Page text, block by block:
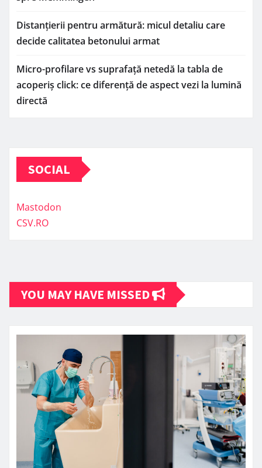
Distanțierii pentru armătură: micul detaliu care
decide calitatea betonului armat
Micro-profilare vs suprafață netedă la tabla de
acoperiș click: ce diferență de aspect vezi la lumină
directă
SOCIAL
Mastodon
CSV.RO
YOU MAY HAVE MISSED